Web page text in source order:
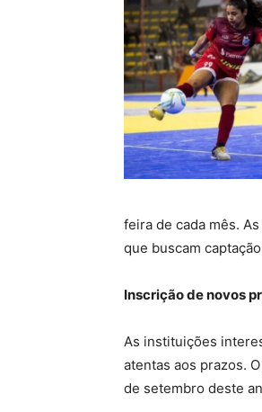
feira de cada mês.
que buscam
Inscrição de novos
As instituições
atentas aos prazos.
de setembro deste